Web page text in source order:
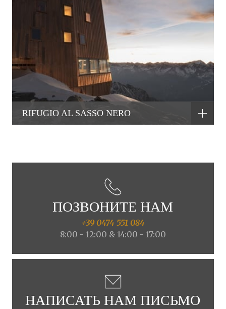
RIFUGIO AL SASSO NERO
ПОЗВОНИТЕ НАМ
+39 0474 551 084
8:00 - 12:00 & 14:00 - 17:00
НАПИСАТЬ НАМ ПИСЬМО